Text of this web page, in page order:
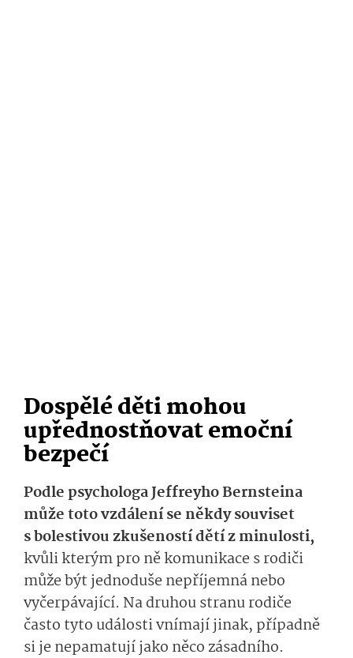
Dospělé děti mohou
upřednostňovat emoční
bezpečí
Podle psychologa Jeffreyho Bernsteina
může toto vzdálení se někdy souviset
s bolestivou zkušeností dětí z minulosti,
kvůli kterým pro ně komunikace s rodiči
může být jednoduše nepříjemná nebo
vyčerpávající. Na druhou stranu rodiče
často tyto události vnímají jinak, případně
si je nepamatují jako něco zásadního.